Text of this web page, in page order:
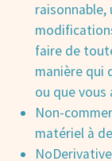
raisonnable,
faire de
manière qui
ou que
Non-
matériel à